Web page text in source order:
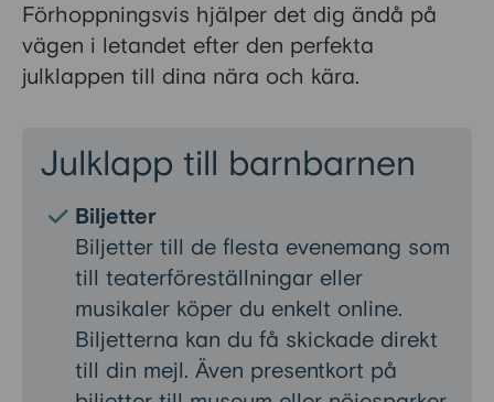
Förhoppningsvis hjälper det dig ändå på
vägen i letandet efter den perfekta
julklappen till dina nära och kära.
Julklapp till barnbarnen
Biljetter
Biljetter till de flesta evenemang som
till teaterföreställningar eller
musikaler köper du enkelt online.
Biljetterna kan du få skickade direkt
till din mejl. Även presentkort på